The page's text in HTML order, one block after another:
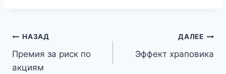
Навигация
по
НАЗАД
Премия за риск по
акциям
ДАЛЕЕ
Эффект храповика